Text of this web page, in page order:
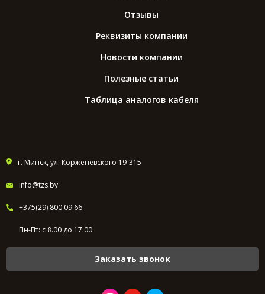
Отзывы
Реквизиты компании
Новости компании
Полезные статьи
Таблица аналогов кабеля
г. Минск, ул. Корженевского 19-315
info@tzs.by
+375(29) 800 09 66
Пн-Пт: с 8.00 до 17.00
Заказать звонок